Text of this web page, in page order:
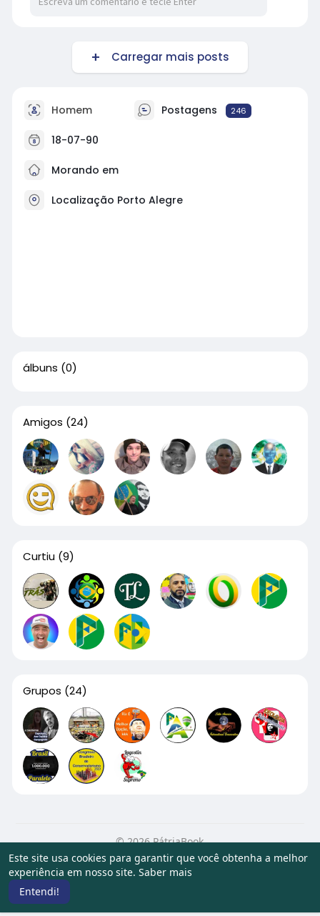
Este site usa cookies para garantir que você obtenha a melhor
experiência em nosso site. Saber mais
Entendi!
Carregar mais posts
Homem Postagens 246
18-07-90
Morando em
Localização Porto Alegre
álbuns (0)
Amigos (24)
Curtiu (9)
Grupos (24)
© 2026 PátriaBook
Início
Sobre Contato Privacidade
Termos de Uso
Artigos